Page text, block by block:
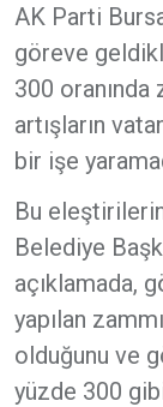
AK Parti
göreve
300 oranında
artışların
bir işe
Bu
Belediye
açıklamada,
yapılan
olduğunu ve
yüzde 300